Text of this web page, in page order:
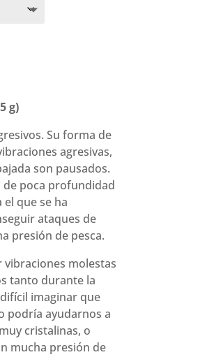
g)
Su forma de
agresivas,
son pausados.
de poca profundidad
que se ha
ataques de
presión de pesca.
vibraciones molestas
tanto durante la
imaginar que
podría ayudarnos a
cristalinas, o
mucha presión de